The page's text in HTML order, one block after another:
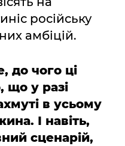
російську
амбіцій.
до чого ці
що у разі
в усьому
І навіть,
сценарій,